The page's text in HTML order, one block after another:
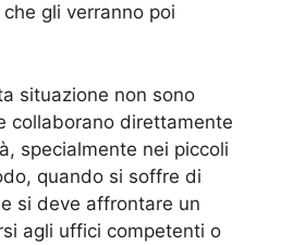
gli verranno poi
situazione non sono
collaborano direttamente
specialmente nei piccoli
quando si soffre di
si deve affrontare un
agli uffici competenti o